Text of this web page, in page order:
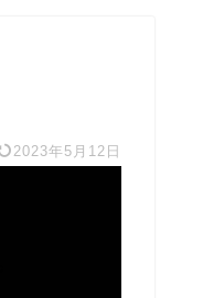
2023年5月12日